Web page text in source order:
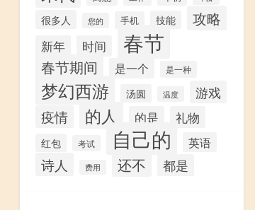
很多人 您的 手机 技能 攻略
新年 时间 春节
春节期间 是一个 是一种
梦幻西游 汤圆 温度
游戏
疫情
的人 的是 礼物
红包 考试 自己的 英语
诗人 费用 还不 都是